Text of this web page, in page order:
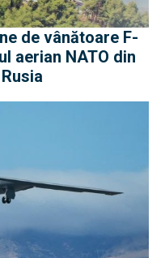
de vânătoare F-
aerian NATO din